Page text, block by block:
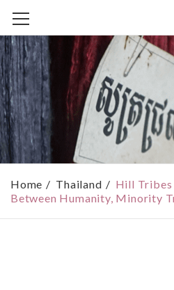
Home Thailand
Hill Tribes
Between Humanity, Minority